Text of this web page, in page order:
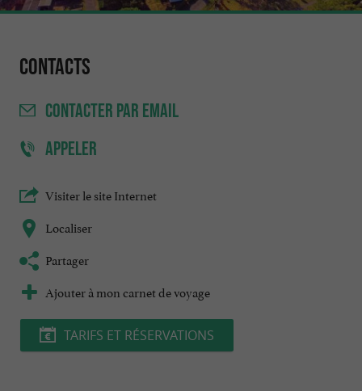
Contacts
CONTACTER PAR EMAIL
APPELER
Visiter le site Internet
Localiser
Partager
Ajouter à mon carnet de voyage
TARIFS ET RÉSERVATIONS